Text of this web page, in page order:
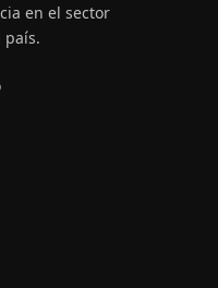
en el sector
país.